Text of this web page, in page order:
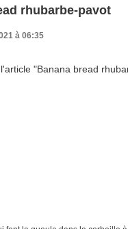
rhubarbe-pavot
à 06:35